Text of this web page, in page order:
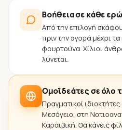
Βοήθεια σε κάθε
Από την επιλογή
πριν την αγορά μέχρι
φουρτούνα. Χίλιοι
λύνεται.
Ομοϊδεάτες σε όλο
Πραγματικοί
Μεσόγειο, στη
Καραϊβική. Θα κάνεις